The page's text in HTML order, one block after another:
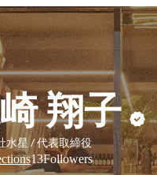
翔子
水星 / 代表取締役
13Followers